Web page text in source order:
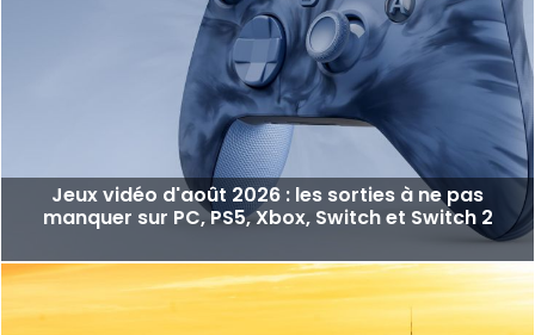
Jeux vidéo d'août 2026 : les sorties à ne pas
manquer sur PC, PS5, Xbox, Switch et Switch 2